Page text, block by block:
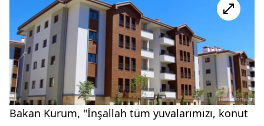
Bakan Kurum, "İnşallah tüm yuvalarımızı, konut